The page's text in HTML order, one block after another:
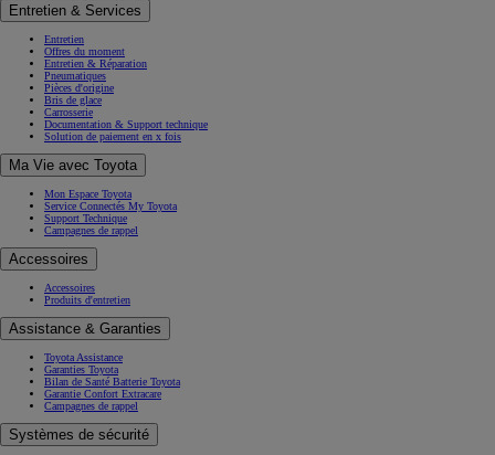
Entretien & Services
Entretien
Offres du moment
Entretien & Réparation
Pneumatiques
Pièces d'origine
Bris de glace
Carrosserie
Documentation & Support technique
Solution de paiement en x fois
Ma Vie avec Toyota
Mon Espace Toyota
Service Connectés My Toyota
Support Technique
Campagnes de rappel
Accessoires
Accessoires
Produits d'entretien
Assistance & Garanties
Toyota Assistance
Garanties Toyota
Bilan de Santé Batterie Toyota
Garantie Confort Extracare
Campagnes de rappel
Systèmes de sécurité